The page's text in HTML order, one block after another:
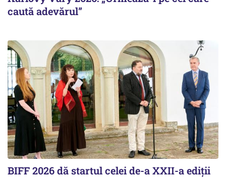
caută adevărul”
BIFF 2026 dă startul celei de-a XXII-a ediții